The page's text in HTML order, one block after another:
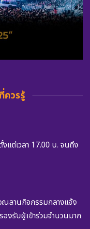
วรรู้
แต่เวลา 17.00 น. จนถึง
ณลานกิจกรรมกลางแจ้ง
องรับผู้เข้าร่วมจำนวนมาก